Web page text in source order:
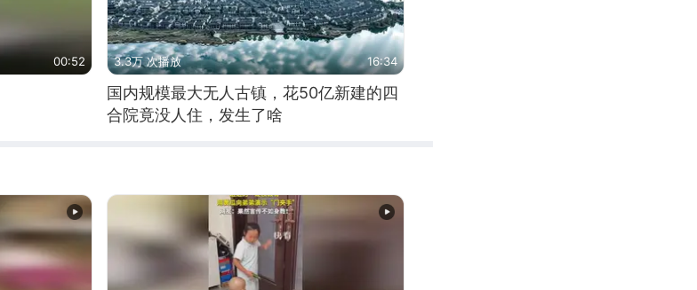
00:52 3.3万 次播放 16:34
国内规模最大无人古镇，花50亿新建的四
合院竟没人住，发生了啥